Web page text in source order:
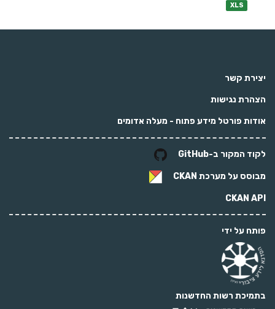
XLS
יצירת קשר
הצהרת נגישות
אודות פורטל מידע פתוח - מעלה אדומים
לקוד המקור ב-GitHub
מבוסס על מערכת CKAN
CKAN API
פותח על ידי
בתמיכת רשות החדשנות